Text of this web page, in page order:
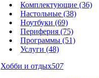
Комплектующие (36)
Настольные (38)
Ноутбуки (69)
Периферия (75)
Программы (51)
Услуги (48)
Хобби и отдых507